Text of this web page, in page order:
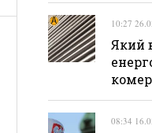
10:27
Який
08:34